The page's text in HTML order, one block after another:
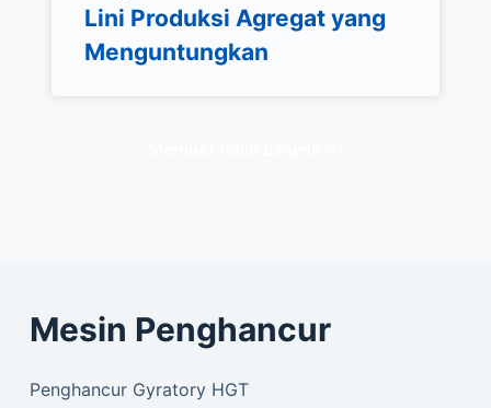
Lini Produksi Agregat yang
Menguntungkan
Mesin Penghancur
Penghancur Gyratory HGT